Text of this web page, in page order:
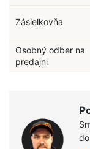
Zásielkovňa
Osobný odber na
predajni